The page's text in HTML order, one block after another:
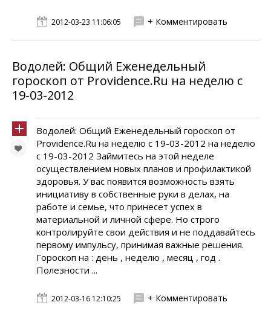
2012-03-23 11:06:05 + Комментировать
Водолей: Общий Еженедельный
гороскоп от Providence.Ru на неделю с
19-03-2012
Водолей: Общий Еженедельный гороскоп от
Providence.Ru на неделю с 19-03-2012 на неделю
с 19-03-2012 Займитесь на этой неделе
осуществлением новых планов и профилактикой
здоровья. У вас появится возможность взять
инициативу в собственные руки в делах, на
работе и семье, что принесет успех в
материальной и личной сфере. Но строго
контролируйте свои действия и не поддавайтесь
первому импульсу, принимая важные решения.
Гороскоп на : день , неделю , месяц , год .
Полезности ...
2012-03-16 12:10:25 + Комментировать